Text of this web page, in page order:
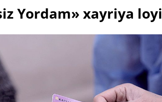
Yordam» xayriya